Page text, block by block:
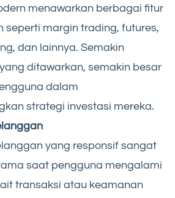
menawarkan berbagai fitur
seperti margin trading, futures,
dan lainnya. Semakin
ditawarkan, semakin besar
dalam
strategi investasi mereka.
yang responsif sangat
saat pengguna mengalami
transaksi atau keamanan